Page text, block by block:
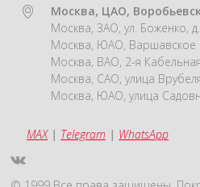
Москва, ЦАО,
Москва, ЗАО, ул. Боженко,
Москва, ЮАО, Варшавское
Москва, ВАО, 2-я
Москва, САО, улица
Москва, ЮАО, улица
MAX| Telegram | WhatsApp